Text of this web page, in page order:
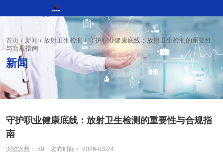
首页 / 新闻 / 放射卫生检测 / 守护职业健康底线：放射卫生检测的重要性
与合规指南
新闻
守护职业健康底线：放射卫生检测的重要性与合规指
南
浏览次数： 50 发布时间： 2026-03-24